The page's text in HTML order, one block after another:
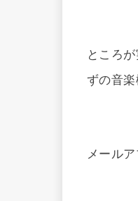
ところ
ずの音楽
メール